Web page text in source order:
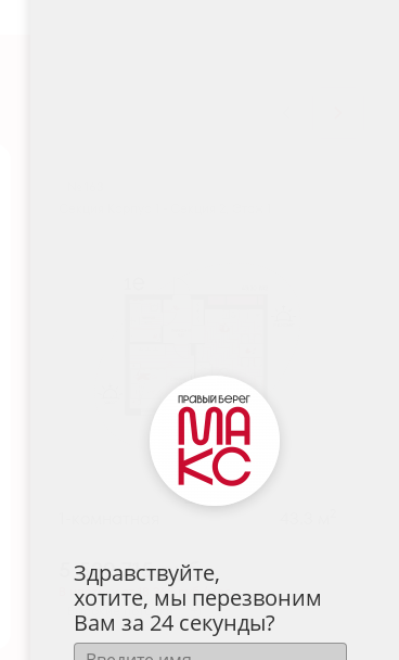
5 539 715руб.
В ипотеку от 18 265 руб./мес.
Высокие потолки
+1
Здравствуйте,
хотите, мы перезвоним
Вам за 24 секунды?